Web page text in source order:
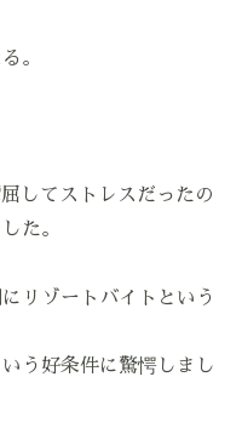
。
してストレスだったの
た。
リゾートバイトという
う好条件に驚愕しまし